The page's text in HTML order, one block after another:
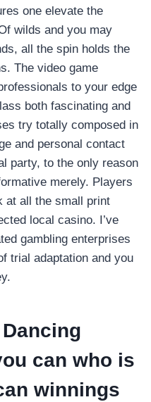
one elevate the
wilds and you may
all the spin holds the
The video game
to your edge
both fascinating and
try totally composed in
and personal contact
party, to the only reason
merely. Players
at all the small print
local casino. I’ve
gambling enterprises
trial adaptation and you
can who is
winnings